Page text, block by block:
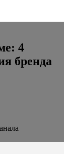
4
бренда